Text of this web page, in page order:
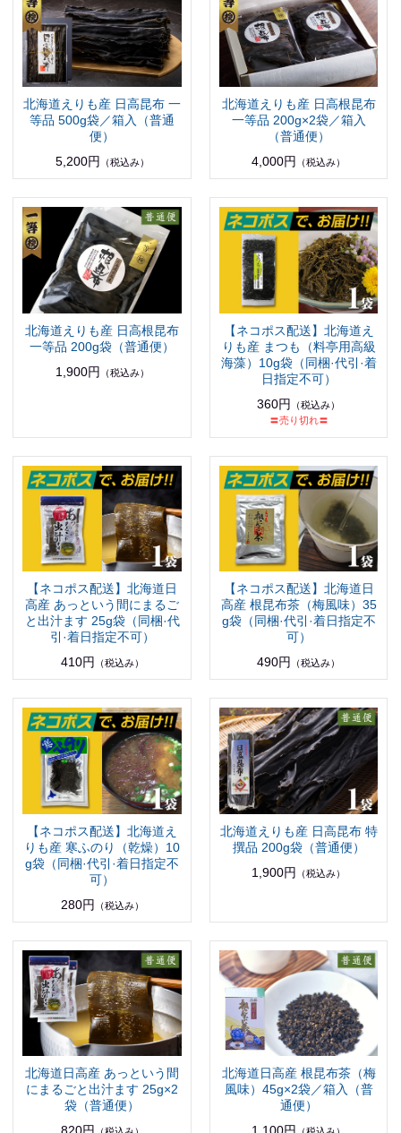
北海道えりも産 日高昆布 一
等品 500g袋／箱入（普通
便）
5,200円
（税込み）
北海道えりも産 日高根昆布
一等品 200g×2袋／箱入
（普通便）
4,000円
（税込み）
北海道えりも産 日高根昆布
一等品 200g袋（普通便）
1,900円
（税込み）
【ネコポス配送】北海道え
りも産 まつも（料亭用高級
海藻）10g袋（同梱·代引·着
日指定不可）
360円
（税込み）
〓売り切れ〓
【ネコポス配送】北海道日
高産 あっという間にまるご
と出汁ます 25g袋（同梱·代
引·着日指定不可）
410円
（税込み）
【ネコポス配送】北海道日
高産 根昆布茶（梅風味）35
g袋（同梱·代引·着日指定不
可）
490円
（税込み）
【ネコポス配送】北海道え
りも産 寒ふのり（乾燥）10
g袋（同梱·代引·着日指定不
可）
280円 （税込み）
北海道えりも産 日高昆布 特
撰品 200g袋（普通便）
1,900円 （税込み）
北海道日高産 あっという間
にまるごと出汁ます 25g×2
袋（普通便）
北海道日高産 根昆布茶（梅
風味）45g×2袋／箱入（普
通便）